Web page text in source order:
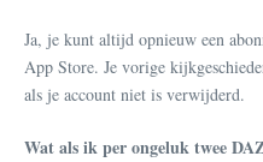
Ja, je kunt altijd opnieuw een
App Store. Je vorige
als je account niet is verwijderd.
Wat als ik per ongeluk twee